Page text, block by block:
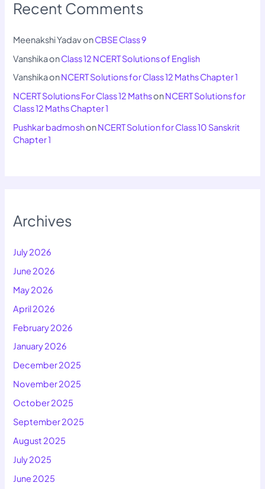
Recent Comments
Meenakshi YadavonCBSE Class 9
VanshikaonClass 12 NCERT Solutions of English
VanshikaonNCERT Solutions for Class 12 Maths Chapter 1
NCERT Solutions For Class 12 MathsonNCERT Solutions for
Class 12 Maths Chapter 1
Pushkar badmoshonNCERT Solution for Class 10 Sanskrit
Chapter 1
Archives
July 2026
June 2026
May 2026
April 2026
February 2026
January 2026
December 2025
November 2025
October 2025
September 2025
August 2025
July 2025
June 2025